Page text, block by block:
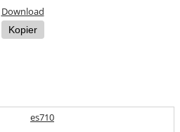
Download
Kopier